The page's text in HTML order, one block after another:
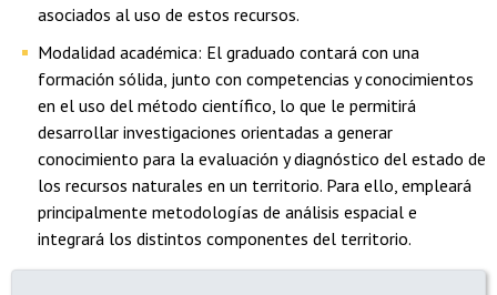
asociados al uso de estos recursos.
Modalidad académica: El graduado contará con una
formación sólida, junto con competencias y conocimientos
en el uso del método científico, lo que le permitirá
desarrollar investigaciones orientadas a generar
conocimiento para la evaluación y diagnóstico del estado de
los recursos naturales en un territorio. Para ello, empleará
principalmente metodologías de análisis espacial e
integrará los distintos componentes del territorio.